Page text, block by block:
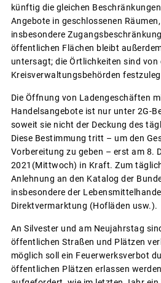
künftig die gleichen
Angebote in geschlossenen
insbesondere
öffentlichen Flächen bleibt
untersagt; die Örtlichkeiten sind von
Kreisverwaltungsbehörden
Die Öffnung von Ladengeschäften
Handelsangebote ist nur unter 2G-
soweit sie nicht der Deckung des
Diese Bestimmung tritt – um den
Vorbereitung zu geben – erst am 8.
2021(Mittwoch) in Kraft. Zum
Anlehnung an den Katalog der
insbesondere der
Direktvermarktung (Hofläden usw.).
An Silvester und am Neujahrstag
öffentlichen Straßen und Plätzen
möglich soll ein Feuerwerksverbot
öffentlichen Plätzen erlassen